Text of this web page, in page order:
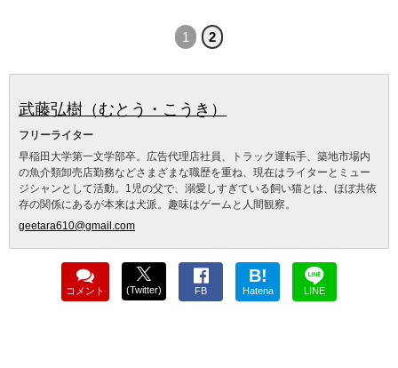
1 2
武藤弘樹（むとう・こうき）
フリーライター
早稲田大学第一文学部卒。広告代理店社員、トラック運転手、築地市場内
の魚介類卸売店勤務などさまざまな職歴を重ね、現在はライターとミュー
ジシャンとして活動。1児の父で、溺愛しすぎている飼い猫とは、ほぼ共依
存の関係にあるが本来は犬派。趣味はゲームと人間観察。
geetara610@gmail.com
コメント (Twitter) FB
B!
Hatena LINE